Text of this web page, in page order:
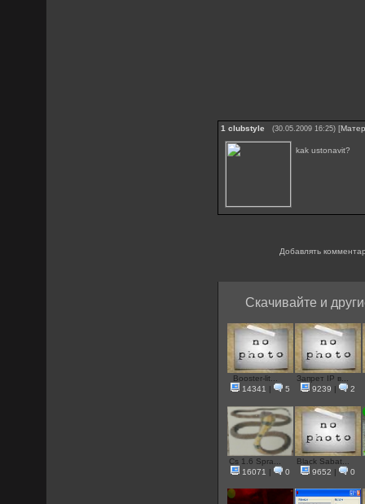
1 clubstyle (30.05.2009 16:25) [
kak ustonavit?
Добавлять
Скачивайте и
Booster-lit...
14341 | 5
Запрет IP в...
9239 | 2
Cs 1.6 Spra...
16071 | 0
Black Sabat...
9652 | 0